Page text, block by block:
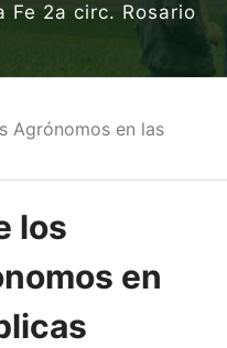
Fe 2a circ. Rosario
Agrónomos en las
los
en